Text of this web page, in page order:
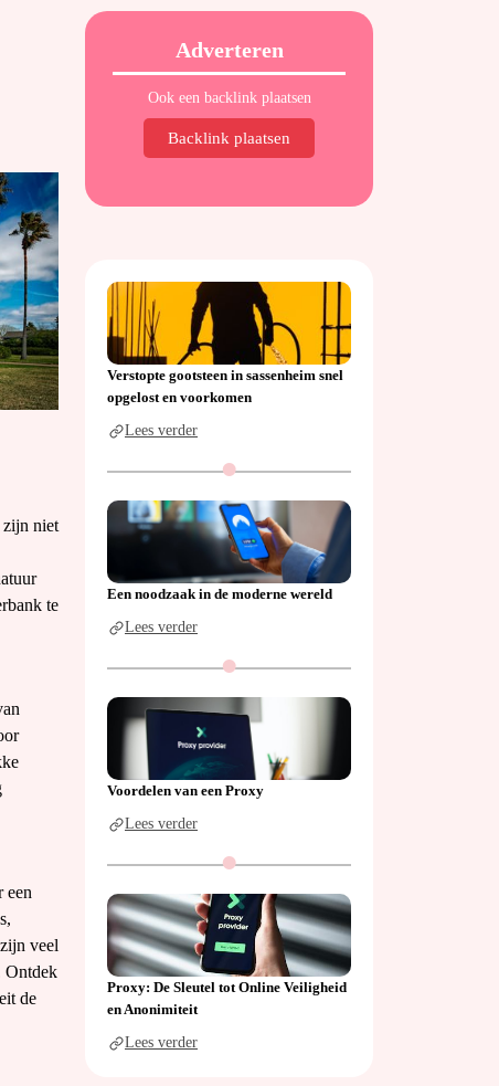
zijn niet
te
een
veel
Ontdek
de
Adverteren
Ook een backlink plaatsen
Backlink plaatsen
Verstopte gootsteen in sassenheim snel
opgelost en voorkomen
Lees verder
Een noodzaak in de moderne wereld
Lees verder
Voordelen van een Proxy
Lees verder
Proxy: De Sleutel tot Online Veiligheid
en Anonimiteit
Lees verder